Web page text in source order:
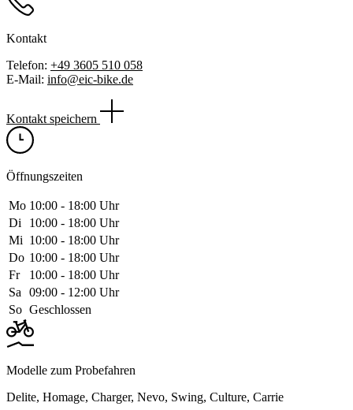
Kontakt
Telefon: +49 3605 510 058
E-Mail: info@eic-bike.de
Kontakt speichern
Öffnungszeiten
Mo 10:00 ‑ 18:00 Uhr
Di
10:00 ‑ 18:00 Uhr
Mi 10:00 ‑ 18:00 Uhr
Do 10:00 ‑ 18:00 Uhr
Fr
10:00 ‑ 18:00 Uhr
Sa
09:00 ‑ 12:00 Uhr
So Geschlossen
Modelle zum Probefahren
Delite, Homage, Charger, Nevo, Swing, Culture, Carrie